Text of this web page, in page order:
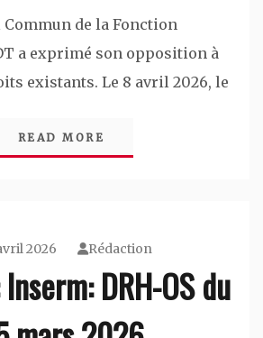
de la Fonction
a exprimé son opposition à
existants. Le 8 avril 2026, le
READ MORE
2026 Rédaction
DRH-OS du